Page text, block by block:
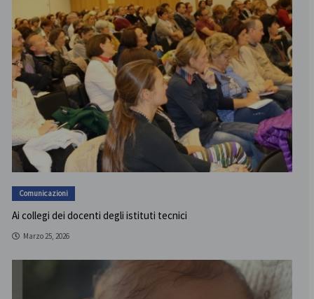
Comunicazioni
Ai collegi dei docenti degli istituti tecnici
Marzo 25, 2026